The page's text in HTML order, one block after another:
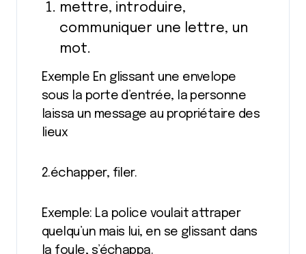
mettre, introduire,
communiquer une lettre, un
mot.
Exemple En glissant une envelope
sous la porte d’entrée, la personne
laissa un message au propriétaire des
lieux
2.échapper, filer.
Exemple: La police voulait attraper
quelqu’un mais lui, en se glissant dans
la foule, s’échappa.